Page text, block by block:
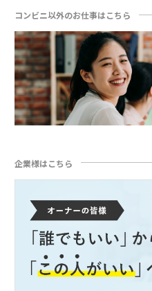
コンビニ以外のお仕事はこちら
企業様はこちら